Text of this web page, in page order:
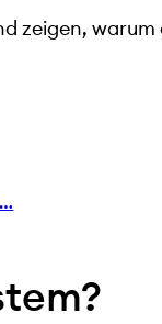
zeigen,